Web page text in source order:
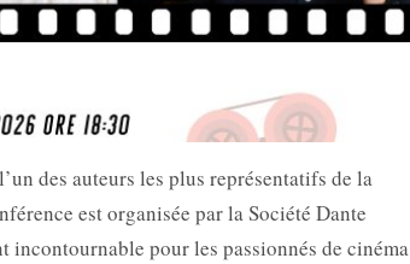
des auteurs les plus représentatifs de la
est organisée par laSociété Dante
pour les passionnés de cinéma